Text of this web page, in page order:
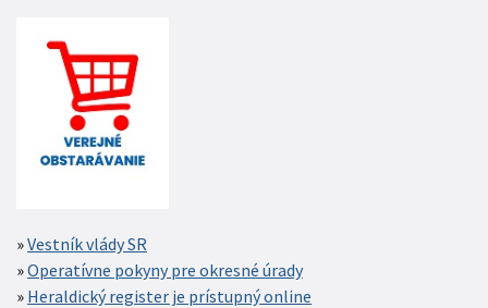
Vestník vlády SR
Operatívne pokyny pre okresné úrady
Heraldický register je prístupný online